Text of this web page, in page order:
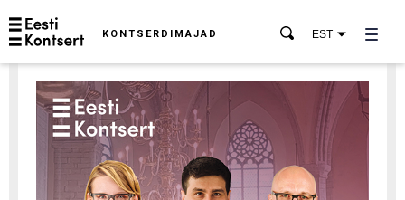
KONTSERDIMAJAD EST